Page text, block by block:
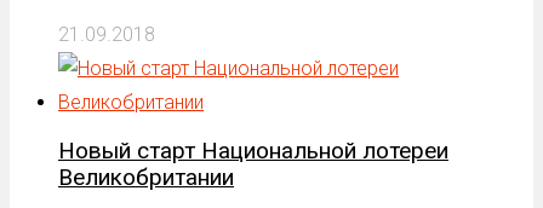
21.09.2018
Новый старт Национальной лотереи
Великобритании